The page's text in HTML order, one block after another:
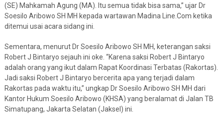
(SE) Mahkamah Agung (MA). Itu semua tidak bisa sama,” ujar Dr
Soesilo Aribowo SH MH kepada wartawan Madina Line.Com ketika
ditemui usai acara sidang ini.
Sementara, menurut Dr Soesilo Aribowo SH MH, keterangan saksi
Robert J Bintaryo sejauh ini oke. “Karena saksi Robert J Bintaryo
adalah orang yang ikut dalam Rapat Koordinasi Terbatas (Rakortas).
Jadi saksi Robert J Bintaryo bercerita apa yang terjadi dalam
Rakortas pada waktu itu,” ungkap Dr Soesilo Aribowo SH MH dari
Kantor Hukum Soesilo Aribowo (KHSA) yang beralamat di Jalan TB
Simatupang, Jakarta Selatan (Jaksel) ini.